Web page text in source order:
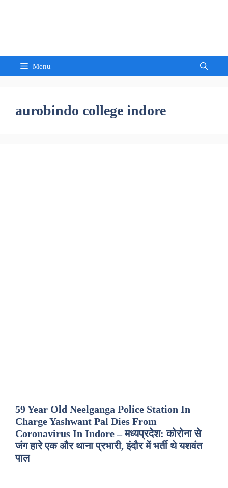
Menu
aurobindo college indore
59 Year Old Neelganga Police Station In
Charge Yashwant Pal Dies From
Coronavirus In Indore – मध्यप्रदेश: कोरोना से
जंग हारे एक और थाना प्रभारी, इंदौर में भर्ती थे यशवंत
पाल